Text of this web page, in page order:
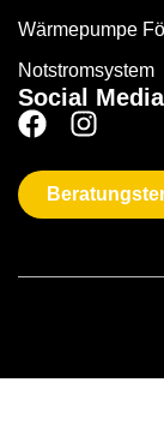
Wärmepumpe
Notstromsystem
Social Media